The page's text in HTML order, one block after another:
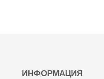
ИНФОРМАЦИЯ